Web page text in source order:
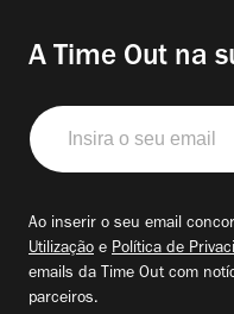
A Time Out na
Insira
o
seu
Ao inserir o seu email
Utilização e Política de
emails da Time Out com
parceiros.